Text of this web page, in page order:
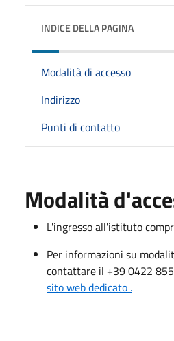
INDICE DELLA PAGINA
Modalità di accesso
Indirizzo
Punti di contatto
Modalità
L'ingresso all'istituto
Per informazioni su
contattare il +39 0422
sito web dedicato .